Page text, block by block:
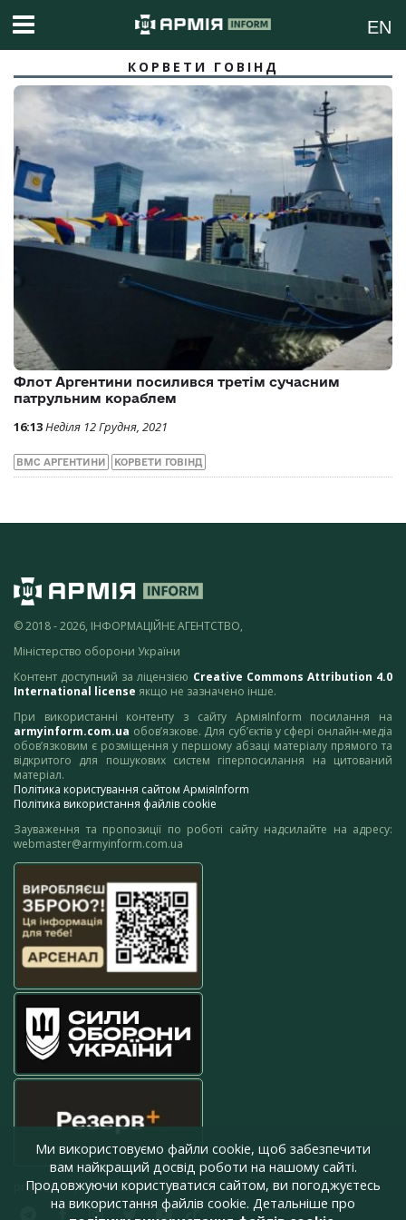
EN
КОРВЕТИ ГОВІНД
Флот Аргентини посилився третім сучасним
патрульним кораблем
16:13Неділя 12 Грудня, 2021
ВМС АРГЕНТИНИ КОРВЕТИ ГОВІНД
© 2018 - 2026, ІНФОРМАЦІЙНЕ АГЕНТСТВО,
Міністерство оборони України
Контент доступний за ліцензією Creative Commons Attribution 4.0
International license якщо не зазначено інше.
При використанні контенту з сайту АрміяInform посилання на
armyinform.com.ua обов’язкове. Для суб’єктів у сфері онлайн-медіа
обов’язковим є розміщення у першому абзаці матеріалу прямого та
відкритого для пошукових систем гіперпосилання на цитований
матеріал.
Політика користування сайтом АрміяInform
Політика використання файлів cookie
Зауваження та пропозиції по роботі сайту надсилайте на адресу:
webmaster@armyinform.com.ua
press@armyinform.com.ua
Ми використовуємо файли cookie, щоб забезпечити
вам найкращий досвід роботи на нашому сайті.
Продовжуючи користуватися сайтом, ви погоджуєтесь
на використання файлів cookie. Детальніше про